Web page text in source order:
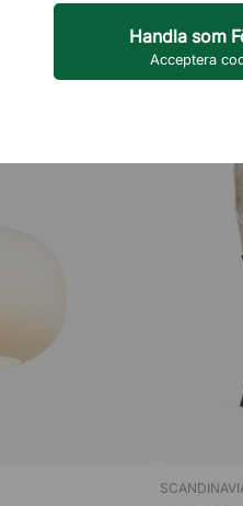
Handla som
Acceptera